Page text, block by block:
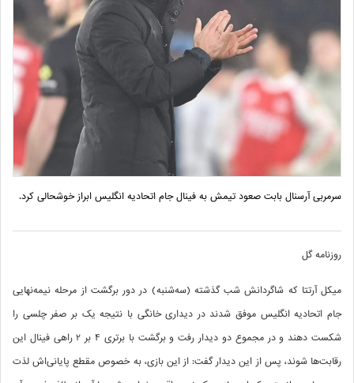
سرمربی آرسنال بابت صعود تیمش به فینال جام اتحادیه انگلیس ابراز خوشحالی کرد.
روزنامه گل
میکل آرتتا که شاگردانش شب گذشته (سه‌شنبه) در دور برگشت از مرحله نیمه‌نهایی
جام اتحادیه انگلیس موفق شدند در دیداری خانگی با نتیجه یک بر صفر چلسی را
شکست دهند و در مجموع دو دیدار رفت و برگشت با برتری 4 بر 2 راهی فینال این
رقابت‌ها شوند، پس از این دیدار گفت: از این بازی، به خصوص مقطع پایانی‌اش لذت